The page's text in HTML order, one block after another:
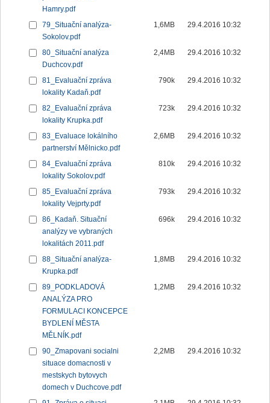
Hamry.pdf
79_Situační analýza-
Sokolov.pdf
1,6MB 29.4.2016 10:32
80_Situační analýza
Duchcov.pdf
2,4MB 29.4.2016 10:32
81_Evaluační zpráva
lokality Kadaň.pdf
790k 29.4.2016 10:32
82_Evaluační zpráva
lokality Krupka.pdf
723k 29.4.2016 10:32
83_Evaluace lokálního
partnerství Mělnicko.pdf
2,6MB 29.4.2016 10:32
84_Evaluační zpráva
lokality Sokolov.pdf
810k 29.4.2016 10:32
85_Evaluační zpráva
lokality Vejprty.pdf
793k 29.4.2016 10:32
86_Kadaň. Situační
analýzy ve vybraných
lokalitách 2011.pdf
696k 29.4.2016 10:32
88_Situační analýza-
Krupka.pdf
1,8MB 29.4.2016 10:32
89_PODKLADOVÁ
ANALÝZA PRO
FORMULACI KONCEPCE
BYDLENÍ MĚSTA
MĚLNÍK.pdf
1,2MB 29.4.2016 10:32
90_Zmapovani socialni
situace domacnosti v
mestskych bytovych
domech v Duchcove.pdf
2,2MB 29.4.2016 10:32